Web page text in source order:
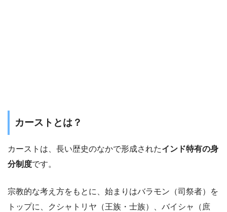
カーストとは？
カーストは、長い歴史のなかで形成されたインド特有の身
分制度です。
宗教的な考え方をもとに、始まりはバラモン（司祭者）を
トップに、クシャトリヤ（王族・士族）、バイシャ（庶